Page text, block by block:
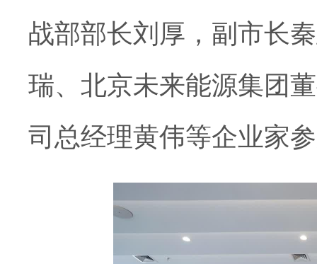
战部部长刘厚，副市长
瑞、北京未来能源集团
司总经理黄伟等企业家